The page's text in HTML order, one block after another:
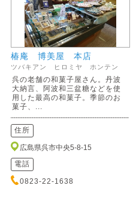
椿庵 博美屋 本店
ツバキアン ヒロミヤ ホンテン
呉の老舗の和菓子屋さん。丹波
大納言、阿波和三盆糖などを使
用した最高の和菓子。季節のお
菓子、...
住所
広島県呉市中央5-8-15
電話
0823-22-1638